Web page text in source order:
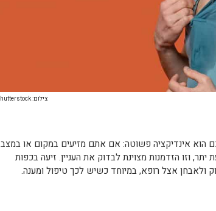
צילום: shutterstock
הוא אינדיקציה פשוטה: אם אתם מזיעים במקום או במצב
וזו הזדמנות מצוינת לבדוק את העניין. זיעה בכפות
ולאבחן אצל רופא, במיוחד כשיש לכך טיפול ומענה.